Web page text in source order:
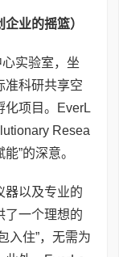
企业的摇篮）
实验室，坐
准科研共享空
化项目。EverL
Resea
”的深意。
器以及专业的
了一个理想的
入住”，无需为